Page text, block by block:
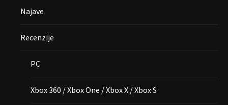
Najave
Recenzije
PC
Xbox 360 / Xbox One / Xbox X / Xbox S